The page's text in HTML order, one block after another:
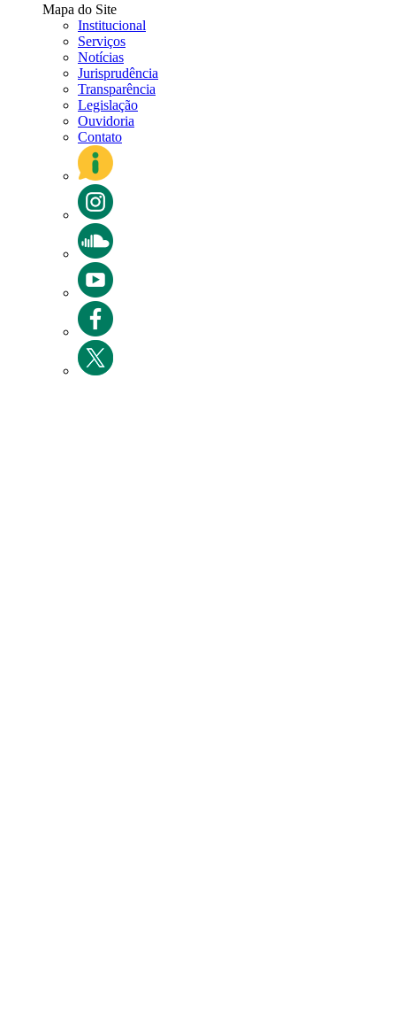
Mapa do Site
Institucional
Serviços
Notícias
Jurisprudência
Transparência
Legislação
Ouvidoria
Contato